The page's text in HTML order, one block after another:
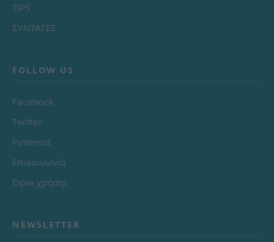
TIPS
ΣΥΝΤΑΓΕΣ
FOLLOW US
Facebook
Twitter
Pinterest
Επικοινωνία
Όροι χρήσης
NEWSLETTER